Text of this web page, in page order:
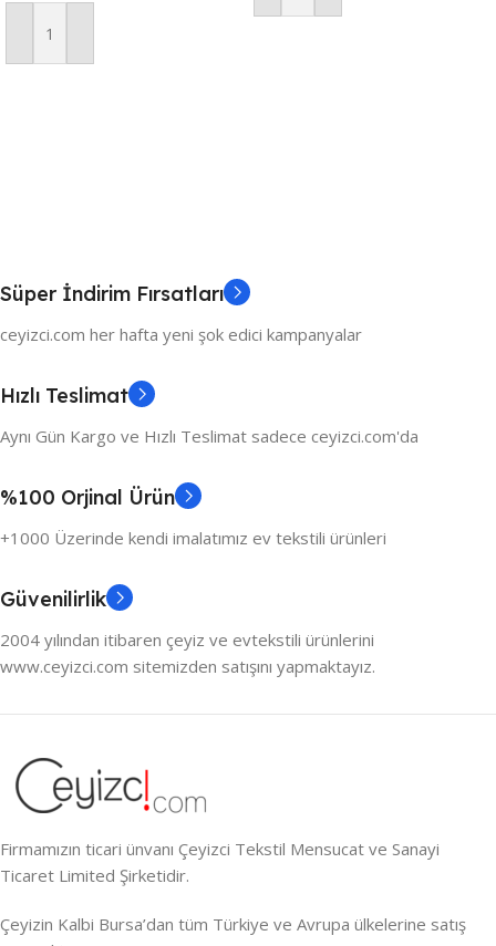
Sepete Ekle
Süper İndirim Fırsatları
ceyizci.com her hafta yeni şok edici kampanyalar
Hızlı Teslimat
Aynı Gün Kargo ve Hızlı Teslimat sadece ceyizci.com'da
%100 Orjinal Ürün
+1000 Üzerinde kendi imalatımız ev tekstili ürünleri
Güvenilirlik
2004 yılından itibaren çeyiz ve evtekstili ürünlerini
www.ceyizci.com sitemizden satışını yapmaktayız.
Firmamızın ticari ünvanı Çeyizci Tekstil Mensucat ve Sanayi
Ticaret Limited Şirketidir.
Çeyizin Kalbi Bursa’dan tüm Türkiye ve Avrupa ülkelerine satış